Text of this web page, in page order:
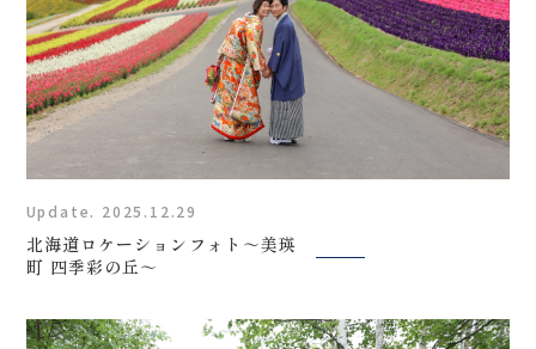
Update. 2025.12.29
北海道ロケーションフォト～美瑛
町 四季彩の丘～